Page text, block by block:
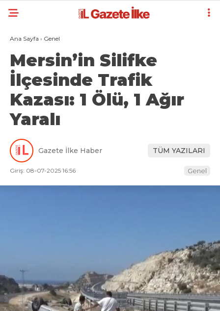
Ana Sayfa › Genel
Mersin’in Silifke
İlçesinde Trafik
Kazası: 1 Ölü, 1 Ağır
Yaralı
Gazete İlke Haber TÜM YAZILARI
Giriş: 08-07-2025 16:56 Genel